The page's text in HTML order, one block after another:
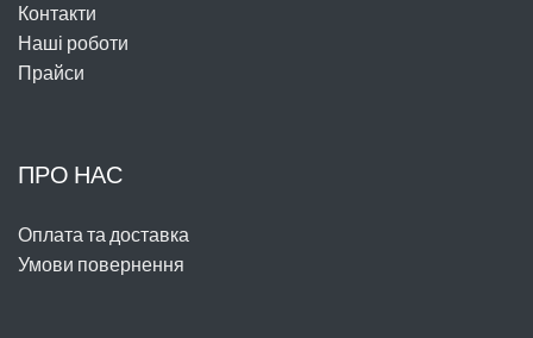
Контакти
Наші роботи
Прайси
ПРО НАС
Оплата та доставка
Умови повернення